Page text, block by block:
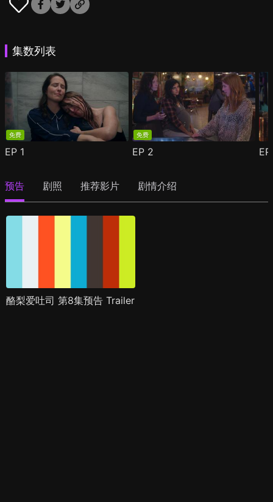
集数列表
免费
EP 1
免费
EP 2
预告 剧照 推荐影片 剧情介绍
酪梨爱吐司 第8集预告 Trailer